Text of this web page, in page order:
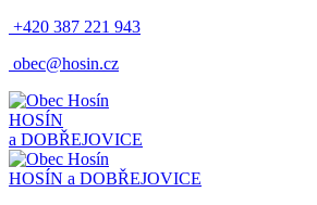
+420 387 221 943
obec@hosin.cz
HOSÍN
a DOBŘEJOVICE
HOSÍN a DOBŘEJOVICE